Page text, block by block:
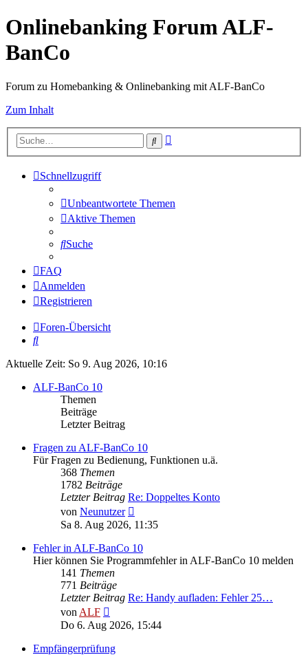
Onlinebanking Forum ALF-
BanCo
Forum zu Homebanking & Onlinebanking mit ALF-BanCo
Zum Inhalt
Suche
Schnellzugriff
Unbeantwortete Themen
Aktive Themen
Suche
FAQ
Anmelden
Registrieren
Foren-Übersicht
Suche
Aktuelle Zeit: So 9. Aug 2026, 10:16
ALF-BanCo 10
Themen
Beiträge
Letzter Beitrag
Fragen zu ALF-BanCo 10
Für Fragen zu Bedienung, Funktionen u.ä.
368 Themen
1782 Beiträge
Letzter Beitrag Re: Doppeltes Konto
von Neunutzer
Beitrag
Sa 8. Aug 2026, 11:35
Fehler in ALF-BanCo 10
Hier können Sie Programmfehler in ALF-BanCo 10 melden
141 Themen
771 Beiträge
Letzter Beitrag Re: Handy aufladen: Fehler 25…
vonALF
Beitrag
Do 6. Aug 2026, 15:44
Empfängerprüfung